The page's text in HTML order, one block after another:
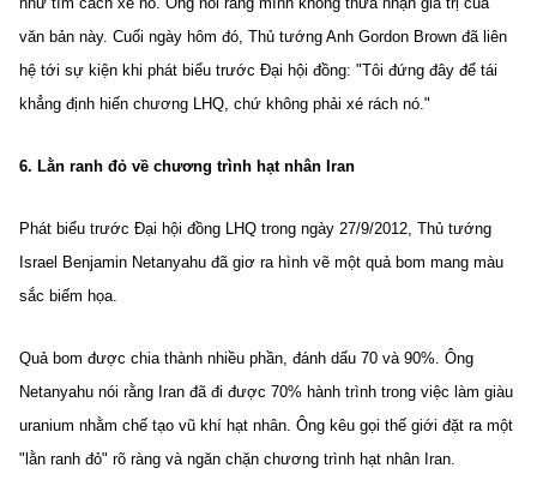
văn bản này. Cuối ngày hôm đó, Thủ tướng Anh Gordon Brown đã liên
hệ tới sự kiện khi phát biểu trước Đại hội đồng: "Tôi đứng đây để tái
khẳng định hiến chương LHQ, chứ không phải xé rách nó."
6. Lằn ranh đỏ về chương trình hạt nhân Iran
Phát biểu trước Đại hội đồng LHQ trong ngày 27/9/2012, Thủ tướng
Israel Benjamin Netanyahu đã giơ ra hình vẽ một quả bom mang màu
sắc biếm họa.
Quả bom được chia thành nhiều phần, đánh dấu 70 và 90%. Ông
Netanyahu nói rằng Iran đã đi được 70% hành trình trong việc làm giàu
uranium nhằm chế tạo vũ khí hạt nhân. Ông kêu gọi thế giới đặt ra một
"lằn ranh đỏ" rõ ràng và ngăn chặn chương trình hạt nhân Iran.